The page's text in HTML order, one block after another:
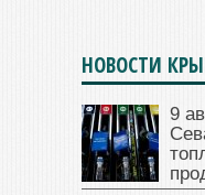
НОВОСТИ
9